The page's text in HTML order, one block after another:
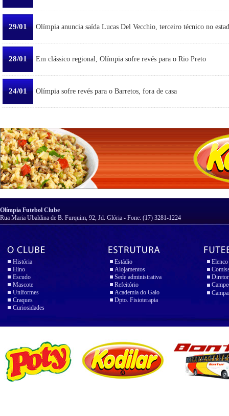
29/01 Olímpia anuncia saída Lucas Del Vecchio, terceiro técnico no
28/01 Em clássico regional, Olímpia sofre revés para o Rio Preto
24/01 Olímpia sofre revés para o Barretos, fora de casa
Olímpia Futebol Clube
Rua Maria Ubaldina de B. Furquim, 92, Jd. Glória - Fone: (17) 3281-1224
História
Hino
Escudo
Mascote
Uniformes
Craques
Curiosidades
Estádio
Alojamentos
Sede administrativa
Refeitório
Academia do Galo
Dpto. Fisioterapia
Elenco